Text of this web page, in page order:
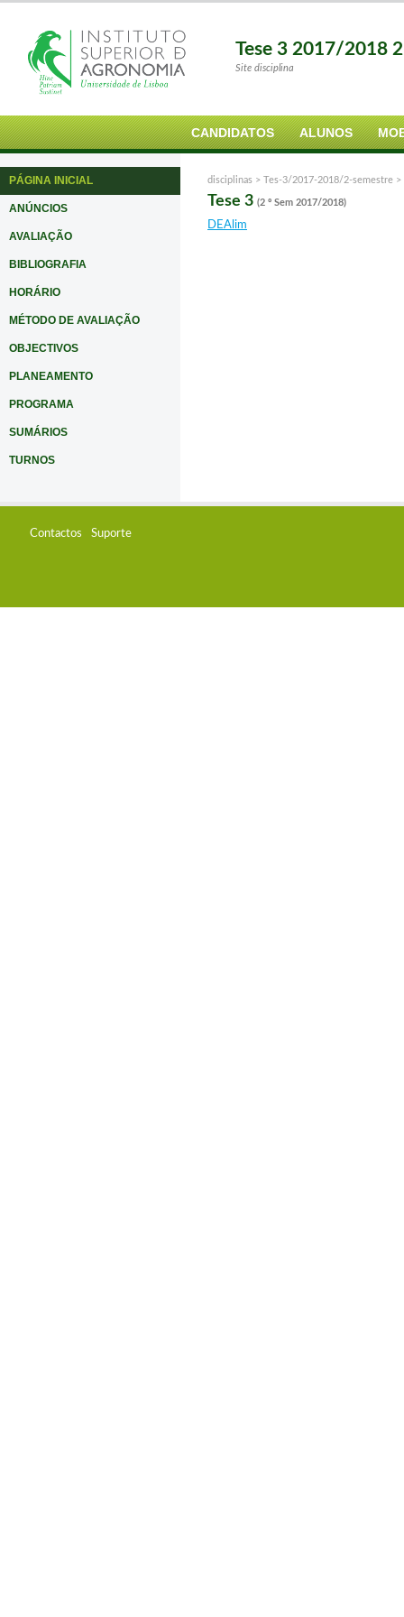
Tese 3 2017/2018
Site disciplina
CANDIDATOS ALUNOS
PÁGINA INICIAL
ANÚNCIOS
AVALIAÇÃO
BIBLIOGRAFIA
HORÁRIO
MÉTODO DE AVALIAÇÃO
OBJECTIVOS
PLANEAMENTO
PROGRAMA
SUMÁRIOS
TURNOS
disciplinas > Tes-3/2017-2018/2-semestre >
Tese 3 (2 º Sem 2017/2018)
DEAlim
Contactos Suporte